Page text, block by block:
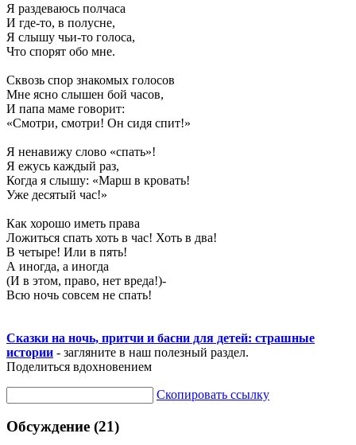
Я раздеваюсь полчаса
И где-то, в полусне,
Я слышу чьи-то голоса,
Что спорят обо мне.
Сквозь спор знакомых голосов
Мне ясно слышен бой часов,
И папа маме говорит:
«Смотри, смотри! Он сидя спит!»
Я ненавижу слово «спать»!
Я ежусь каждый раз,
Когда я слышу: «Марш в кровать!
Уже десятый час!»
Как хорошо иметь права
Ложиться спать хоть в час! Хоть в два!
В четыре! Или в пять!
А иногда, а иногда
(И в этом, право, нет вреда!)-
Всю ночь совсем не спать!
Сказки на ночь, притчи и басни для детей: страшные
истории - загляните в наш полезный раздел.
Поделиться вдохновением
Скопировать ссылку
Обсуждение (21)